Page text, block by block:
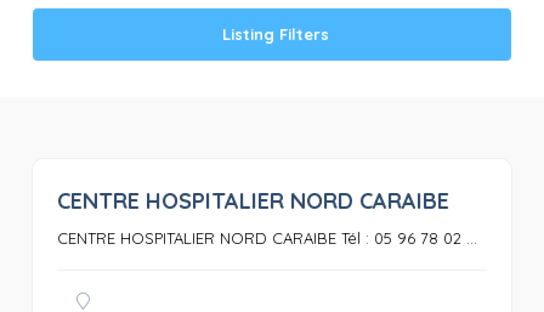
Listing Filters
0
CENTRE HOSPITALIER NORD CARAIBE
CENTRE HOSPITALIER NORD CARAIBE Tél : 05 96 78 02 ...